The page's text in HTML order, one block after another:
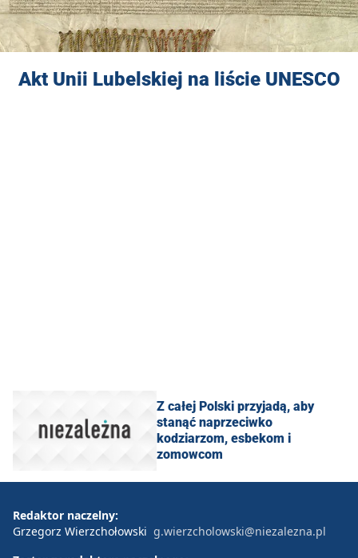
Akt Unii Lubelskiej na liście UNESCO
Z całej Polski przyjadą, aby
stanąć naprzeciwko
kodziarzom, esbekom i
zomowcom
Redaktor naczelny:
Grzegorz Wierzchołowski g.wierzcholowski@niezalezna.pl